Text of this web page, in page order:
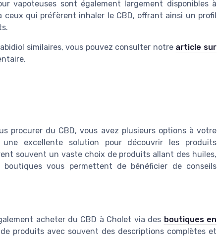
vapoteuses sont également largement disponibles à
qui préfèrent inhaler le CBD, offrant ainsi un profil
similaires, vous pouvez consulter notre article sur
procurer du CBD, vous avez plusieurs options à votre
excellente solution pour découvrir les produits
souvent un vaste choix de produits allant des huiles,
vous permettent de bénéficier de conseils
acheter du CBD à Cholet via des boutiques en
produits avec souvent des descriptions complètes et